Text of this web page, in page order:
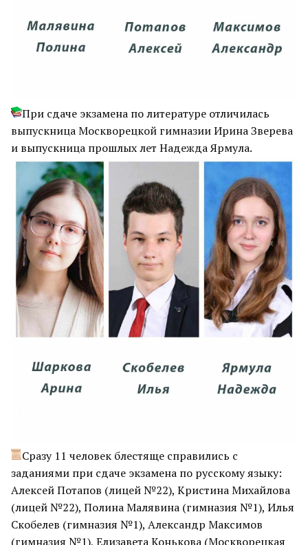
При сдаче экзамена по литературе отличилась
выпускница Москворецкой гимназии Ирина Зверева
и выпускница прошлых лет Надежда Ярмула.
Сразу 11 человек блестяще справились с
заданиями при сдаче экзамена по русскому языку:
Алексей Потапов (лицей №22), Кристина Михайлова
(лицей №22), Полина Малявина (гимназия №1), Илья
Скобелев (гимназия №1), Александр Максимов
(гимназия №1), Елизавета Конькова (Москворецкая